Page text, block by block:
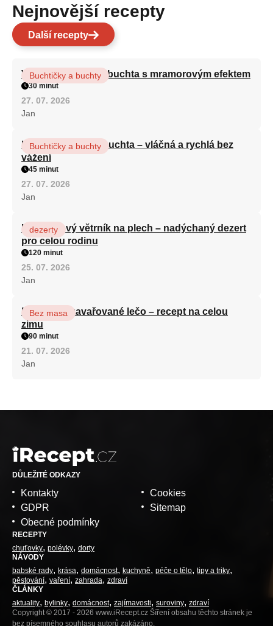
Nejnovější recepty
Další recepty
Vláčná olejová litá buchta s mramorovým efektem
Buchtičky a buchty
30 minut
27. 07. 2026
Jan
Hrnková maková buchta – vláčná a rychlá bez
vážení
Buchtičky a buchty
45 minut
27. 07. 2026
Jan
Karamelový větrník na plech – nadýchaný dezert
pro celou rodinu
dezerty
120 minut
25. 07. 2026
Jan
Babiččino zavařované lečo – recept na celou
zimu
Bez masa
90 minut
21. 07. 2026
Jan
DŮLEŽITÉ ODKAZY
Kontakty
GDPR
Obecné podmínky
Cookies
Sitemap
RECEPTY
chuťovky polévky dorty
NÁVODY
babské rady
krása domácnost kuchyně péče o tělo tipy a triky
pěstování vaření zahrada zdraví
ČLÁNKY
aktuality
bylinky domácnost zajímavosti suroviny zdraví
Copyright © 2017 - 2026 www.iRecept.cz Šíření obsahu těchto stránek je
bez písemného souhlasu autorů zakázáno.